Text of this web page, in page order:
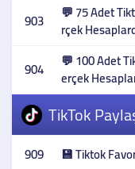
903 💬 75 Adet
rçek
904 💬 100 Adet
erçek
TikTok
909 💾 Tiktok